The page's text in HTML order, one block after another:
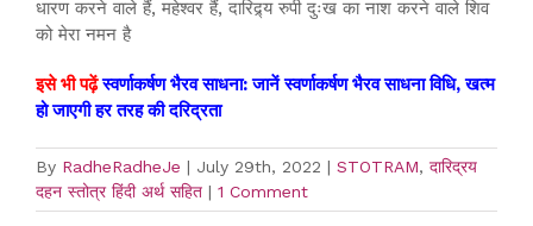
धारण करने वाले हैं, महेश्वर हैं, दारिद्र्य रुपी दुःख का नाश करने वाले शिव
को मेरा नमन है
इसे भी पढ़ेंस्वर्णाकर्षण भैरव साधना: जानें स्वर्णाकर्षण भैरव साधना विधि, खत्म
हो जाएगी हर तरह की दरिद्रता
By RadheRadheJe | July 29th, 2022 | STOTRAM, दारिद्रय
दहन स्तोत्र हिंदी अर्थ सहित | 1 Comment